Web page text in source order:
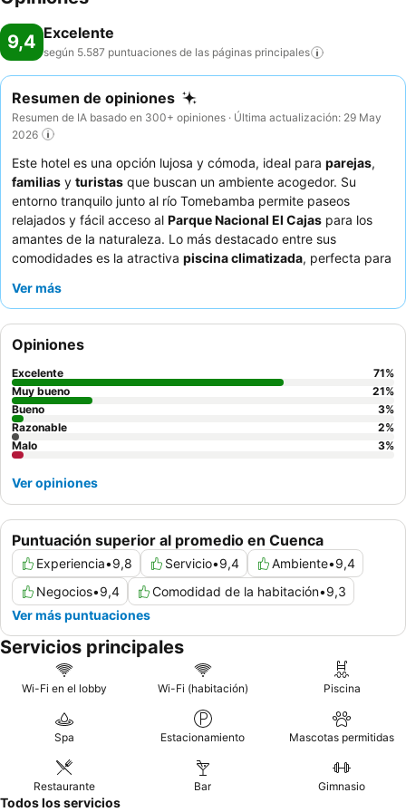
9,4 Excelente
según 5.587 puntuaciones de las páginas principales
Resumen de opiniones
Resumen de IA basado en 300+ opiniones · Última actualización: 29 May
2026
Este hotel es una opción lujosa y cómoda, ideal para parejas,
familias y turistas que buscan un ambiente acogedor. Su
entorno tranquilo junto al río Tomebamba permite paseos
relajados y fácil acceso al Parque Nacional El Cajas para los
amantes de la naturaleza. Lo más destacado entre sus
comodidades es la atractiva piscina climatizada, perfecta para
servicio excepcional del personal profesional y atento, así como
experiencia verdaderamente reparadora, considere solicitar una
habitación con vistas y aproveche la calefacción eficaz durante
los períodos más fríos.
Ver más
Puntuación superior al promedio en Cuenca
Experiencia•9,8 Servicio•9,4 Ambiente•9,4
Negocios•9,4 Comodidad de la habitación•9,3
Ver más puntuaciones
Opiniones
Excelente 71%
Muy bueno
21%
Bueno
3%
Razonable
2%
Malo
3%
Ver opiniones
Servicios principales
Wi-Fi en el lobby Wi-Fi (habitación) Piscina
Spa Estacionamiento Mascotas permitidas
Restaurante Bar Gimnasio
Todos los servicios